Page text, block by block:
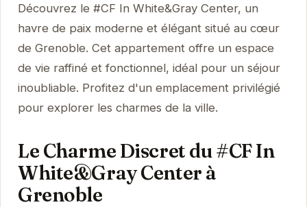
Découvrez le #CF In White&Gray Center, un
havre de paix moderne et élégant situé au cœur
de Grenoble. Cet appartement offre un espace
de vie raffiné et fonctionnel, idéal pour un séjour
inoubliable. Profitez d'un emplacement privilégié
pour explorer les charmes de la ville.
Le Charme Discret du #CF In
White&Gray Center à
Grenoble